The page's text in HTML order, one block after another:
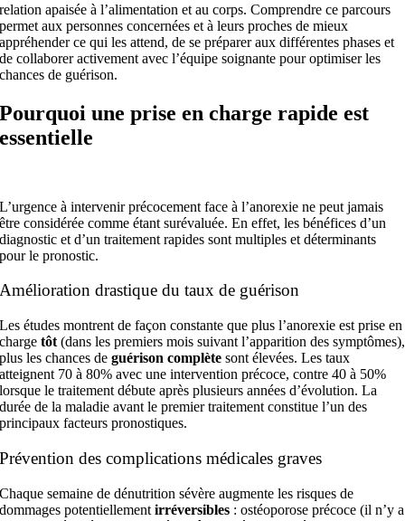
relation apaisée à l’alimentation et au corps. Comprendre ce parcours
permet aux personnes concernées et à leurs proches de mieux
appréhender ce qui les attend, de se préparer aux différentes phases et
de collaborer activement avec l’équipe soignante pour optimiser les
chances de guérison.
Pourquoi une prise en charge rapide est
essentielle
L’urgence à intervenir précocement face à l’anorexie ne peut jamais
être considérée comme étant surévaluée. En effet, les bénéfices d’un
diagnostic et d’un traitement rapides sont multiples et déterminants
pour le pronostic.
Amélioration drastique du taux de guérison
Les études montrent de façon constante que plus l’anorexie est prise en
chargetôt (dans les premiers mois suivant l’apparition des symptômes),
plus les chances deguérison complète sont élevées. Les taux
atteignent 70 à 80% avec une intervention précoce, contre 40 à 50%
lorsque le traitement débute après plusieurs années d’évolution. La
durée de la maladie avant le premier traitement constitue l’un des
principaux facteurs pronostiques.
Prévention des complications médicales graves
Chaque semaine de dénutrition sévère augmente les risques de
dommages potentiellementirréversibles : ostéoporose précoce (il n’y a